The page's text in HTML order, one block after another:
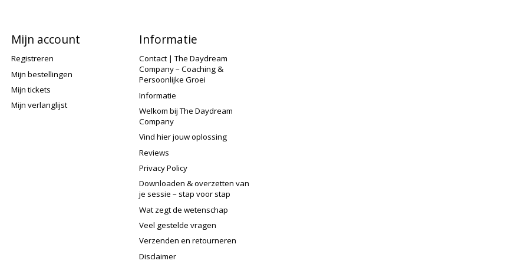
Mijn account
Registreren
Mijn bestellingen
Mijn tickets
Mijn verlanglijst
Informatie
Contact | The Daydream
Company – Coaching &
Persoonlijke Groei
Informatie
Welkom bij The Daydream
Company
Vind hier jouw oplossing
Reviews
Privacy Policy
Downloaden & overzetten van
je sessie – stap voor stap
Wat zegt de wetenschap
Veel gestelde vragen
Verzenden en retourneren
Disclaimer